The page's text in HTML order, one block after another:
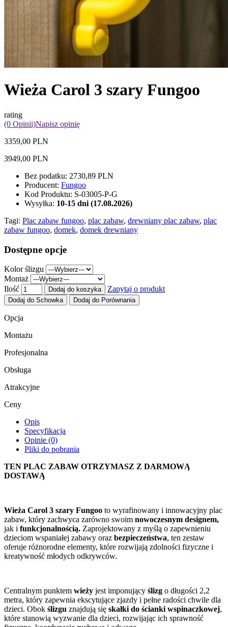
Wieża Carol 3 szary Fungoo
rating
(0 Opinii)Napisz opinię
3359,00 PLN
3949,00 PLN
Bez podatku: 2730,89 PLN
Producent: Fungoo
Kod Produktu: S-03005-P-G
Wysyłka: 10-15 dni (17.08.2026)
Tagi: Plac zabaw fungoo, plac zabaw, drewniany plac zabaw, plac
zabaw fungoo, domek, domek drewniany
Dostępne opcje
Kolor ślizgu
Montaż
Ilość
Dodaj do koszyka Zapytaj o produkt
Dodaj do Schowka Dodaj do Porównania
Opcja
Montażu
Profesjonalna
Obsługa
Atrakcyjne
Ceny
Opis
Specyfikacja
Opinie (0)
Pliki do pobrania
TEN PLAC ZABAW OTRZYMASZ Z DARMOWĄ
DOSTAWĄ
Wieża Carol 3 szary Fungoo to wyrafinowany i innowacyjny plac
zabaw, który zachwyca zarówno swoim nowoczesnym designem,
jak i funkcjonalnością. Zaprojektowany z myślą o zapewnieniu
dzieciom wspaniałej zabawy oraz bezpieczeństwa, ten zestaw
oferuje różnorodne elementy, które rozwijają zdolności fizyczne i
kreatywność młodych odkrywców.
Centralnym punktem wieży jest imponujący ślizg o długości 2,2
metra, który zapewnia ekscytujące zjazdy i pełne radości chwile dla
dzieci. Obok ślizgu znajdują się skałki do ścianki wspinaczkowej,
które stanowią wyzwanie dla dzieci, rozwijając ich sprawność